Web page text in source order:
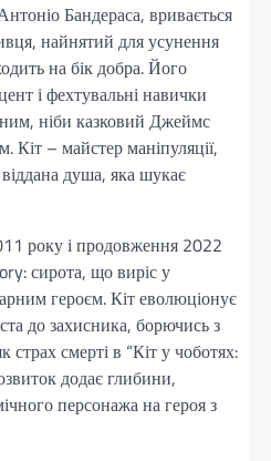
Бандераса, вривається
найнятий для усунення
на бік добра. Його
і фехтувальні навички
ніби казковий Джеймс
Кіт – майстер маніпуляції,
душа, яка шукає
року і продовження 2022
сирота, що виріс у
героєм. Кіт еволюціонує
до захисника, борючись з
смерті в “Кіт у чоботях:
додає глибини,
персонажа на героя з